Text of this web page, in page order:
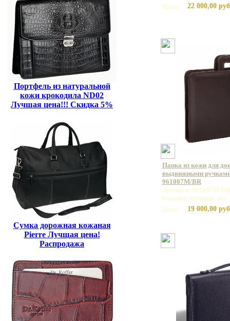
Портфель из натуральной
кожи крокодила ND02
Лучшая цена!!! Скидка 5%
Сумка дорожная кожаная
Pierre Лучщая цена!
Распродажа
Цена:
22 000,00
Папка из кожи для
выдвижными
961007M/BR
Артикул: 961007M/BR
Базовая единица: шт
Цена:
19 000,00